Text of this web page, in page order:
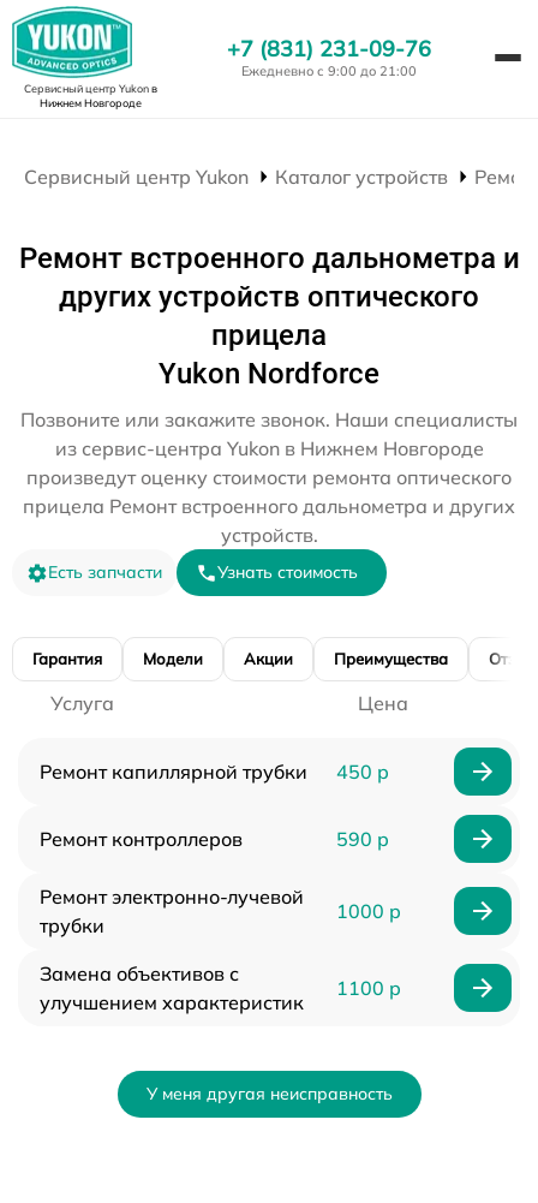
Сервисный центр Yukonв
Нижнем Новгороде
+7 (831) 231-09-76
Ежедневно с 9:00 до 21:00
Сервисный центр Yukon Каталог устройств
Ремонт встроенного дальнометра и
других устройств оптического
прицела
Yukon Nordforce
Позвоните или закажите звонок. Наши специалисты
из сервис-центра Yukon в Нижнем Новгороде
произведут оценку стоимости ремонта оптического
прицела Ремонт встроенного дальнометра и других
устройств.
Есть запчасти Узнать стоимость
Гарантия Модели Акции Преимущества
Услуга Цена
Ремонт капиллярной трубки 450 р
Ремонт контроллеров 590 р
Ремонт электронно-лучевой
трубки
1000 р
Замена объективов с
улучшением характеристик
1100 р
У меня другая неисправность